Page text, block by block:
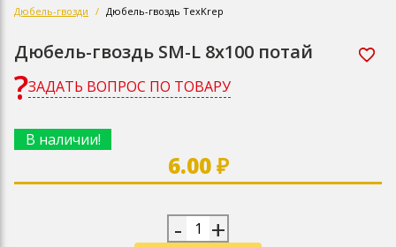
Дюбель-гвозди
Дюбель-гвоздь ТехKrep
Дюбель-гвоздь SM-L 8х100 потай
ЗАДАТЬ ВОПРОС ПО ТОВАРУ
В наличии!
6.00 ₽
- +